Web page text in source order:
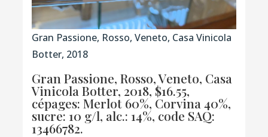
Gran Passione, Rosso, Veneto, Casa Vinicola
Botter, 2018
Gran Passione, Rosso, Veneto, Casa
Vinicola Botter, 2018, $16.55,
cépages: Merlot 60%, Corvina 40%,
sucre: 10 g/l, alc.: 14%, code SAQ:
13466782.